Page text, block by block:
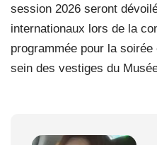
session 2026 seront
internationaux lors de la
programmée pour la
sein des vestiges du